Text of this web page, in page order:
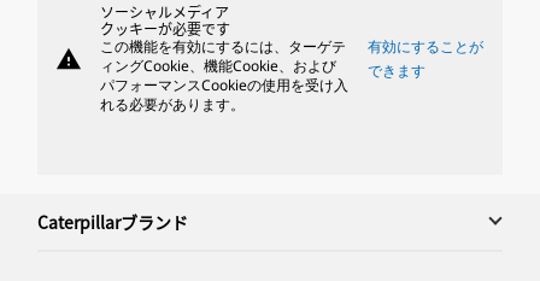
warning
ソーシャルメディア
クッキーが必要です
この機能を有効にするには、ターゲテ
ィングCookie、機能Cookie、および
パフォーマンスCookieの使用を受け入
れる必要があります。
有効にすることが
できます
Caterpillarブランド